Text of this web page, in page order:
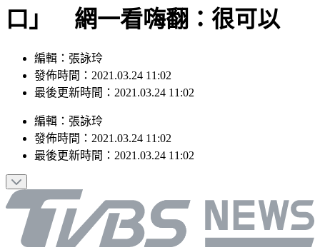
口」 網一看嗨翻：很可以
編輯：張詠玲
發佈時間：2021.03.24 11:02
最後更新時間：2021.03.24 11:02
編輯 ： 張詠玲
發佈時間： 2021.03.24 11:02
最後更新時間： 2021.03.24 11:02